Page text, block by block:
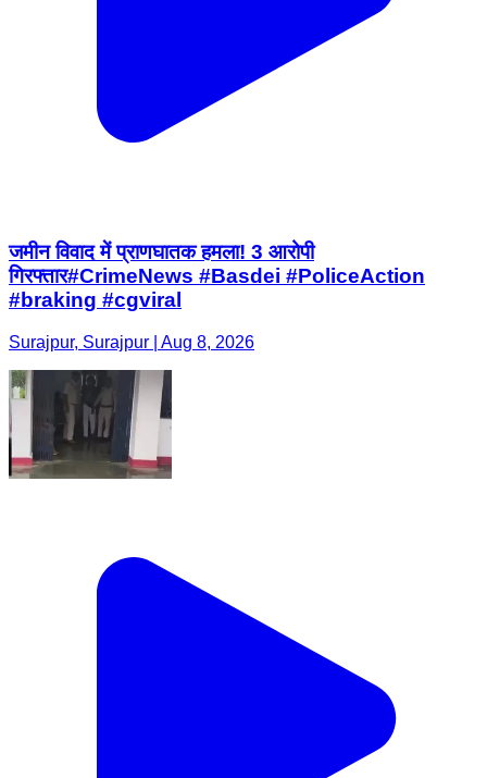
जमीन विवाद में प्राणघातक हमला! 3 आरोपी
गिरफ्तार#CrimeNews #Basdei #PoliceAction
#braking #cgviral
Surajpur, Surajpur | Aug 8, 2026